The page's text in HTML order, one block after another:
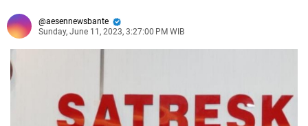
aesennewsbante
Sunday, June 11, 2023, 3:27:00 PM WIB